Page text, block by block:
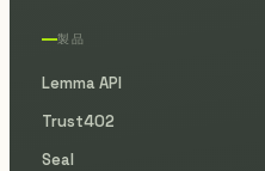
製品
Lemma API
Trust402
Seal